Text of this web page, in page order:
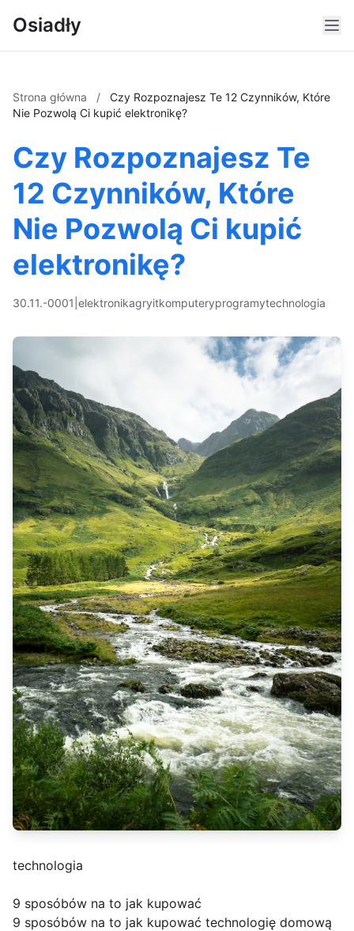
Osiadły
Strona główna /
Czy Rozpoznajesz Te 12 Czynników, Które
Nie Pozwolą Ci kupić elektronikę?
Czy Rozpoznajesz Te
12 Czynników, Które
Nie Pozwolą Ci kupić
elektronikę?
30.11.-0001 elektronikagryitkomputeryprogramytechnologia
technologia
9 sposóbów na to jak kupować
9 sposóbów na to jak kupować technologię domową